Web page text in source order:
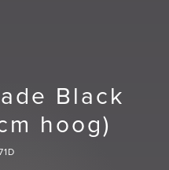
Black
hoog)